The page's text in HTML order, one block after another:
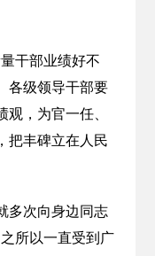
干部业绩好不
各级领导干部要
，为官一任、
把丰碑立在人民
多次向身边同志
所以一直受到广